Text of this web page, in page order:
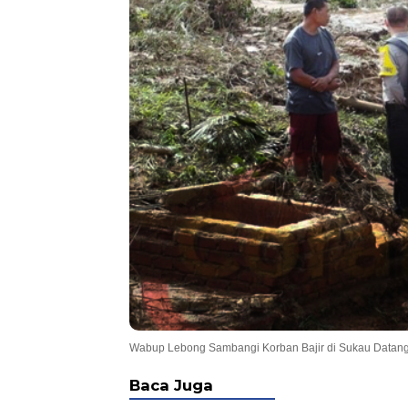
Wabup Lebong Sambangi Korban Bajir di Sukau
Baca Juga